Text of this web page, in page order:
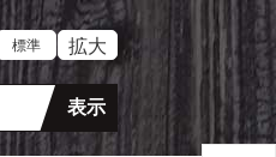
標準 拡大